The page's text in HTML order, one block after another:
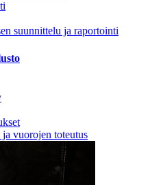
suunnittelu ja raportointi
vuorojen toteutus